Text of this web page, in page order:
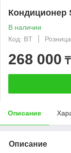
Кондиционер
В наличии
Код: BT
Розница
268 000 ₸
Описание
Описание